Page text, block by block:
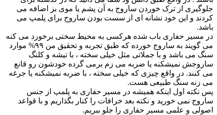
جلوگیری از ترک خوردن ساروج به آن پشم یا موی بز اضافه می
کردند و این خود نشانه ای از سست بودن ساروج برای پلمپ می
باشد.
در مسیر حفاری باب شده هرکسی به محیط سختی برخورد می کنه
می گویند به ساروج خورده که طبق تجربه و تحقیق من ۹۹% موارد
سنگ می باشد و با جملاتی مثل خیلی سخته ، با تیشه و کلنگ
ساروجش نمیشکنه یا ضربه می زم برمی گرده خودشون رو قانع
می کنند. در واقع چیزی که خیلی سخته ، با ضربه نمیشکنه یا جرغه
می زنه سنگ طبیعی هست.
پس نکته اول اینکه همیشه در مسیر حفاری به پلمپ از جنس
ساروج نمی خورید و نکته بعد خرافات را کنار بگذاریم و با قواعد
اصولی و علمی مسیر حفاری را جلو ببریم.